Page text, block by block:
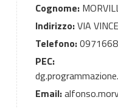
Cognome:
Indirizzo:VIA
Telefono:
PEC:
Email: